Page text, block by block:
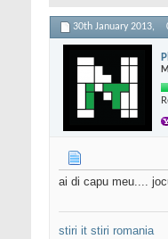
30th January 2013,
ai di capu meu....
stiri it stiri romania